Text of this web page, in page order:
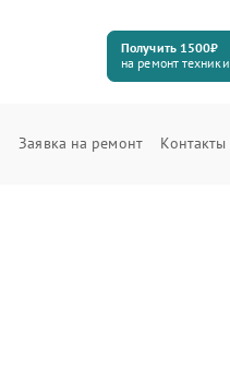
Получить 1500₽
на ремонт техники
Заявка на ремонт Контакты